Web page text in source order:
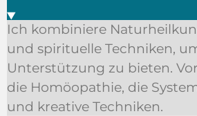
Ich kombiniere
und spirituelle Techniken,
Unterstützung zu bieten.
die Homöopathie, die
und kreative Techniken.